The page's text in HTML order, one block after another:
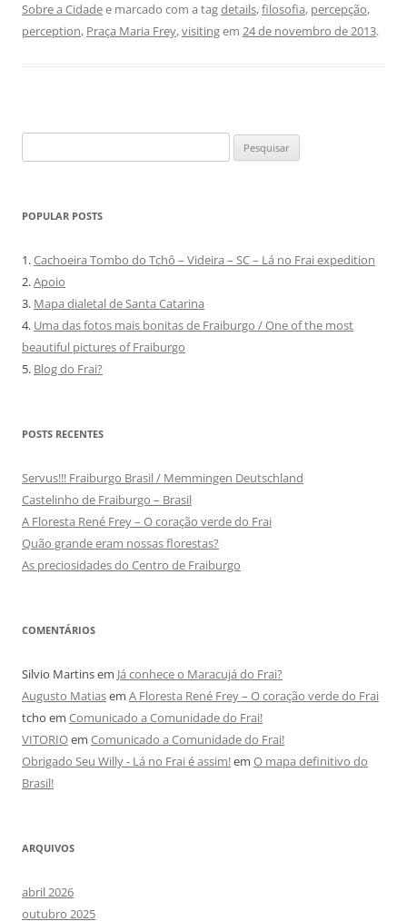
Sobre a Cidadee marcado com a tagdetails,filosofia, percepção,
perception, Praça Maria Frey,visitingem 24 de novembro de 2013.
por:
POPULAR POSTS
1.Cachoeira Tombo do Tchô – Videira – SC – Lá no Frai expedition
2.Apoio
3. Mapa dialetal de Santa Catarina
4. Uma das fotos mais bonitas de Fraiburgo / One of the most
beautiful pictures of Fraiburgo
5. Blog do Frai?
POSTS RECENTES
Servus!!! Fraiburgo Brasil / Memmingen Deutschland
Castelinho de Fraiburgo – Brasil
A Floresta René Frey – O coração verde do Frai
Quão grande eram nossas florestas?
As preciosidades do Centro de Fraiburgo
COMENTÁRIOS
Silvio Martinsem Já conhece o Maracujá do Frai?
Augusto Matiasem A Floresta René Frey – O coração verde do Frai
tcho em Comunicado a Comunidade do Frai!
VITORIOem Comunicado a Comunidade do Frai!
Obrigado Seu Willy - Lá no Frai é assim!em O mapa definitivo do
Brasil!
ARQUIVOS
abril 2026
outubro 2025